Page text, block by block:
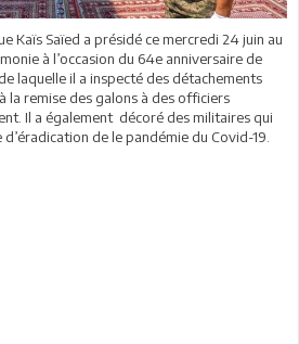
Kaïs Saïed a présidé ce mercredi 24 juin au
à l’occasion du 64e anniversaire de
laquelle il a inspecté des détachements
la remise des galons à des officiers
Il a également décoré des militaires qui
de le pandémie du Covid-19.